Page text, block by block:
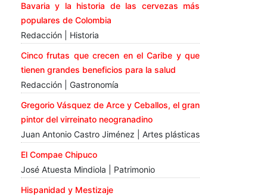
Bavaria y la historia de las cervezas más
populares de Colombia
Redacción | Historia
Cinco frutas que crecen en el Caribe y que
tienen grandes beneficios para la salud
Redacción | Gastronomía
Gregorio Vásquez de Arce y Ceballos, el gran
pintor del virreinato neogranadino
Juan Antonio Castro Jiménez | Artes plásticas
El Compae Chipuco
José Atuesta Mindiola | Patrimonio
Hispanidad y Mestizaje